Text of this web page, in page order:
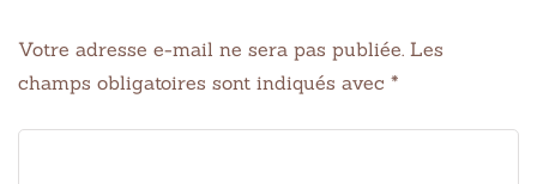
Votre adresse e-mail ne sera pas publiée. Les
champs obligatoires sont indiqués avec *